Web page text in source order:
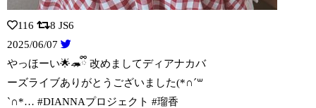
116 8 JS6
2025/06/07
やっほーい🌟🦔ྀི 改めましてディアナカバ
ーズライブありがとうございました(*∩´꒳
`∩*… #DIANNAプロジェクト #瑠香